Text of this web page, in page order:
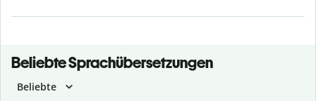
Beliebte Sprachübersetzungen
Beliebte